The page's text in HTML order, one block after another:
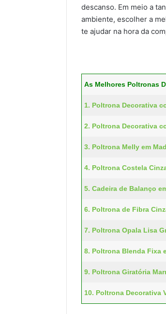
descanso. Em meio a
ambiente, escolher a
te ajudar na hora da
As Melhores Poltronas
1. Poltrona Decorativa
2. Poltrona Decorativa
3. Poltrona Melly em
4. Poltrona Costela
5. Cadeira de Balanço
6. Poltrona de Fibra
7. Poltrona Opala Lisa
8. Poltrona Blenda Fixa
9. Poltrona Giratória
10. Poltrona Decorativa